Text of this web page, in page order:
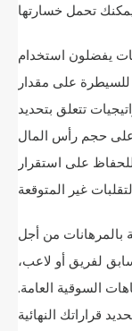
يفضلون استخدام
للسيطرة على مقدار
تتعلق بتحديد
على حجم رأس المال
على استقرار
بالمرهانات من أجل
لفريق أو لاعب،
السوقية العامة.
قراراتك النهائية